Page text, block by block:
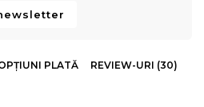
PLATĂ REVIEW-URI (30)